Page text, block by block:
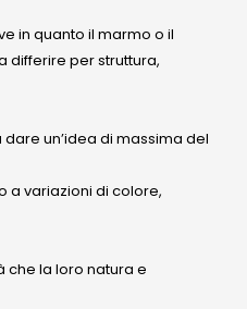
in quanto il marmo o il
differire per struttura,
un’idea di massima del
a variazioni di colore,
che la loro natura e